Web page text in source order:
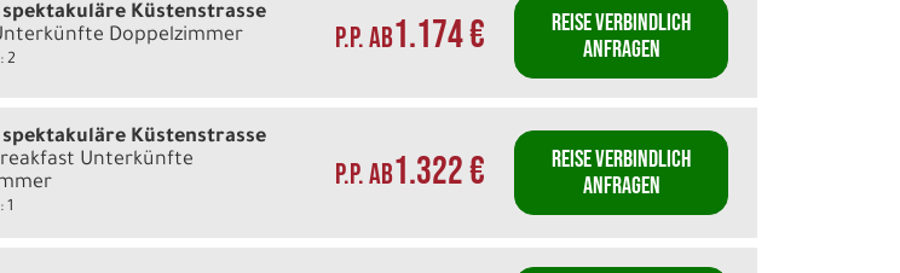
Küstenstrasse
Doppelzimmer
2
P.P. AB1.174 €
REISE VERBINDLICH
ANFRAGEN
Küstenstrasse
Unterkünfte
1
P.P. AB1.322 €
REISE VERBINDLICH
ANFRAGEN